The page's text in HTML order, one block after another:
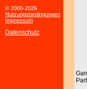
© 2000-2026
Nutzungsbedingungen
Impressum
Datenschutz